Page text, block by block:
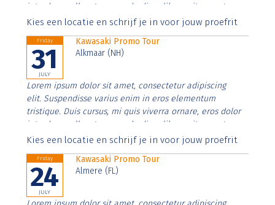
interdum nulla, ut commodo diam libero vitae erat.
Aenean faucibus nibh et justo cursus id rutrum lorem
Kies een locatie en schrijf je in voor jouw proefrit
Friday
31
JULY
Kawasaki Promo Tour
Alkmaar (NH)
Lorem ipsum dolor sit amet, consectetur adipiscing
elit. Suspendisse varius enim in eros elementum
tristique. Duis cursus, mi quis viverra ornare, eros dolor
interdum nulla, ut commodo diam libero vitae erat.
Aenean faucibus nibh et justo cursus id rutrum lorem
Kies een locatie en schrijf je in voor jouw proefrit
Friday
24
JULY
Kawasaki Promo Tour
Almere (FL)